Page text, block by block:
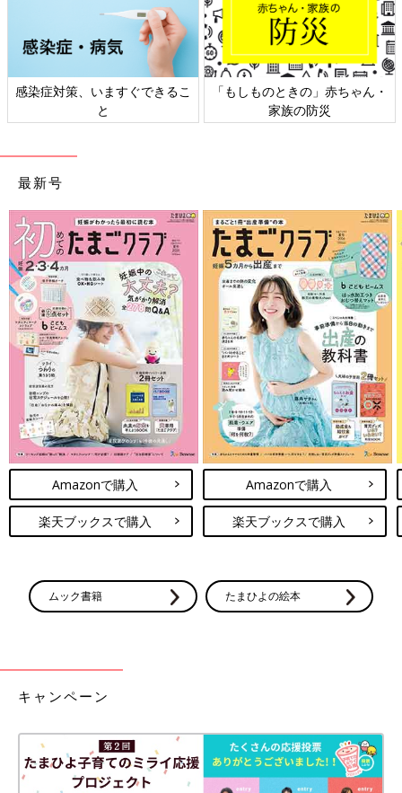
ユニクロキッズ「カウズ + ウォーホルコ
ラボが超おしゃれ！」「今の時期に使え
る！」話題の人気アイテム4選
ユニクロから、これからの時期に大活躍するア
イテムがたくさん販売されています！話題のカ
ウズ + ウォーホルコラボのスウェットアイテム
や、何枚もってても使えるシャツやレギンスな
ど、ぜひともチェックしてほしいものばかり♪
ユニクロのアウターはどれも暖かくて軽そうでしたね！お出かけ
ていることもあるので、ぜひチェックしてみてくださいね。
(文・水川ちさ)
●記事内容でご紹介している投稿、リンク先は、削除される場合
があります。あらかじめご了承ください。
●記事の内容は2024年12月の情報で、現在と異なる場合がありま
す。
●記事内の価格はすべて税込み、2024年12月時点のものです。
西松屋「即買いした」「可愛くて暖か
い」お店へ急いで！大人気のハート柄ア
イテム5選
大人気ブランドの西松屋では、最近「ハート柄
アイテム」が話題を集めています。ハートはこ
こ数年のトレンド柄でもあるので、今っぽコー
デに仕上げたい人にもぴったり♪ そこで今回
は、SNSで特に人気となっているアイテムをご
紹介します。
ユニクロベビー「この安さ、びっく
り！」「秋冬アイテムも狙い目」元アパ
レル店員ライター厳選★これ買っとけば
間違いなし！値下げアイテム5選
ユニクロのお洋服をチェックしていると、値下
げ商品がたくさんあります！トレンド関係なく
られるように大き目サイズを買っておくのも
Good！そこで今回は元アパレル店員ライター
ユニクロ/UNIQLOに関する記事一覧
感染症対策、いますぐできるこ
と
「もしものときの」赤ちゃん・
家族の防災
最新号
Amazonで購入
楽天ブックスで購入
Amazonで購入
楽天ブックスで購入
ムック書籍 たまひよの絵本
キャンペーン